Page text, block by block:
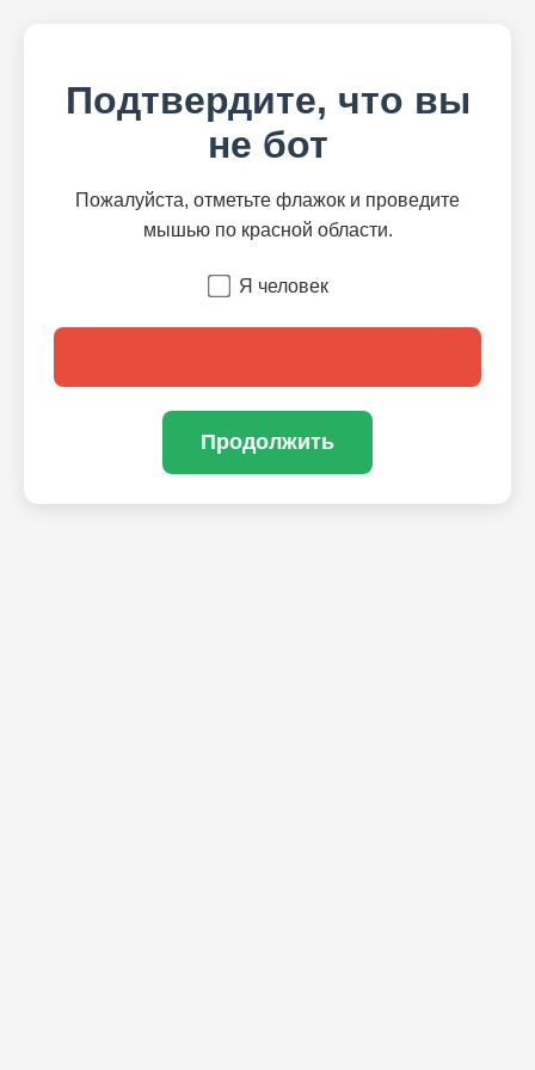
Подтвердите, что вы
не бот
Пожалуйста, отметьте флажок и проведите
мышью по красной области.
Я человек
Продолжить